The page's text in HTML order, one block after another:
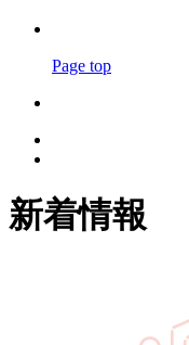
Page top
新着情報